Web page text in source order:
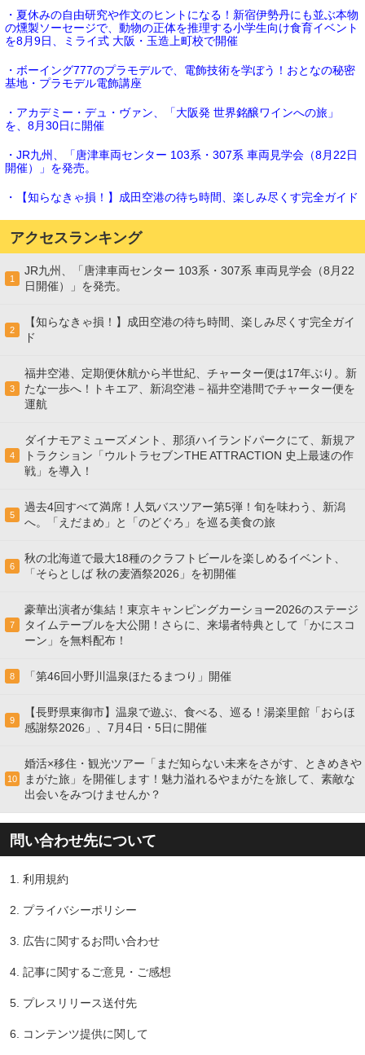
・夏休みの自由研究や作文のヒントになる！新宿伊勢丹にも並ぶ本物
の燻製ソーセージで、動物の正体を推理する小学生向け食育イベント
を8月9日、ミライ式 大阪・玉造上町校で開催
・ボーイング777のプラモデルで、電飾技術を学ぼう！おとなの秘密
基地・プラモデル電飾講座
・アカデミー・デュ・ヴァン、「大阪発 世界銘醸ワインへの旅」
を、8月30日に開催
・JR九州、「唐津車両センター 103系・307系 車両見学会（8月22日
開催）」を発売。
・【知らなきゃ損！】成田空港の待ち時間、楽しみ尽くす完全ガイド
アクセスランキング
1
JR九州、「唐津車両センター 103系・307系 車両見学会（8月22
日開催）」を発売。
2
【知らなきゃ損！】成田空港の待ち時間、楽しみ尽くす完全ガイ
ド
3
福井空港、定期便休航から半世紀、チャーター便は17年ぶり。新
たな一歩へ！トキエア、新潟空港－福井空港間でチャーター便を
運航
4
ダイナモアミューズメント、那須ハイランドパークにて、新規ア
トラクション「ウルトラセブンTHE ATTRACTION 史上最速の作
戦」を導入！
5
過去4回すべて満席！人気バスツアー第5弾！旬を味わう、新潟
へ。「えだまめ」と「のどぐろ」を巡る美食の旅
6
秋の北海道で最大18種のクラフトビールを楽しめるイベント、
「そらとしば 秋の麦酒祭2026」を初開催
7
豪華出演者が集結！東京キャンピングカーショー2026のステージ
タイムテーブルを大公開！さらに、来場者特典として「かにスコ
ーン」を無料配布！
8 「第46回小野川温泉ほたるまつり」開催
9
【長野県東御市】温泉で遊ぶ、食べる、巡る！湯楽里館「おらほ
感謝祭2026」、7月4日・5日に開催
10
婚活×移住・観光ツアー「まだ知らない未来をさがす、ときめきや
まがた旅」を開催します！魅力溢れるやまがたを旅して、素敵な
出会いをみつけませんか？
問い合わせ先について
1. 利用規約
2. プライバシーポリシー
3. 広告に関するお問い合わせ
4. 記事に関するご意見・ご感想
5. プレスリリース送付先
6. コンテンツ提供に関して